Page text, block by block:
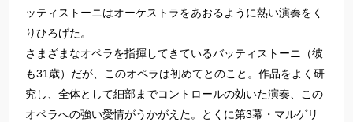
ッティストーニはオーケストラをあおるように熱い演奏をく
りひろげた。
さまざまなオペラを指揮してきているバッティストーニ（彼
も31歳）だが、このオペラは初めてとのこと。作品をよく研
究し、全体として細部までコントロールの効いた演奏、この
オペラへの強い愛情がうかがえた。とくに第3幕・マルゲリ